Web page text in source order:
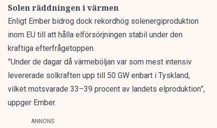
Solen räddningen i värmen
Enligt Ember bidrog dock rekordhög solenergiproduktion
inom EU till att hålla elförsörjningen stabil under den
kraftiga efterfrågetoppen.
”Under de dagar då värmeböljan var som mest intensiv
levererade solkraften upp till 50 GW enbart i Tyskland,
vilket motsvarade 33–39 procent av landets elproduktion”,
uppger Ember.
ANNONS